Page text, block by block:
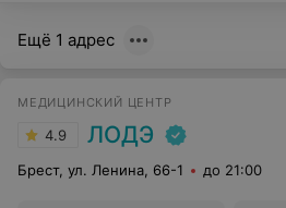
Ещё 1 адрес
МЕДИЦИНСКИЙ ЦЕНТР
4.9 ЛОДЭ
Брест, ул. Ленина, 66-1 до 21:00